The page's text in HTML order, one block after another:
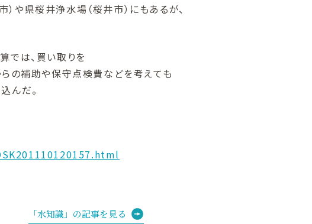
や県桜井浄水場（桜井市）にもあるが、
では、買い取りを
らの補助や保守点検費などを考えても
んだ。
「水知識」の記事を見る